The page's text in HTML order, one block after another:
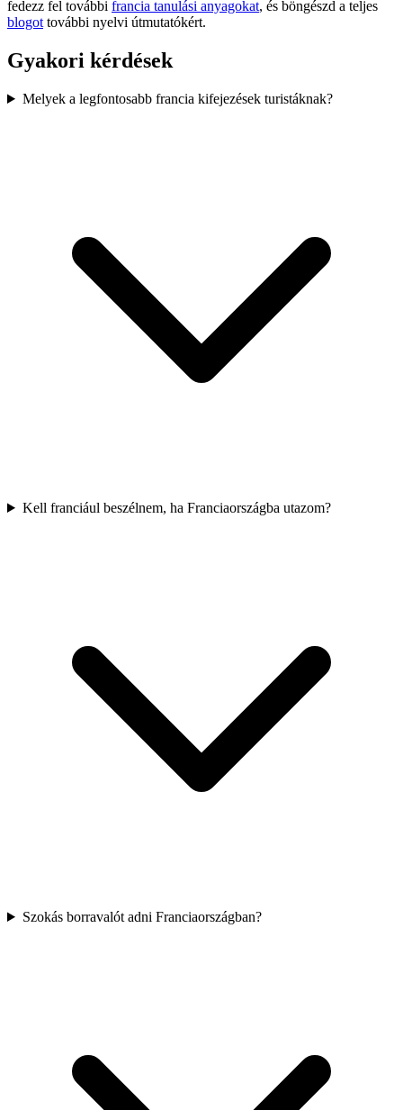
fedezz fel további francia tanulási anyagokat, és böngészd a teljes
blogot további nyelvi útmutatókért.
Gyakori kérdések
Melyek a legfontosabb francia kifejezések turistáknak?
Kell franciául beszélnem, ha Franciaországba utazom?
Szokás borravalót adni Franciaországban?